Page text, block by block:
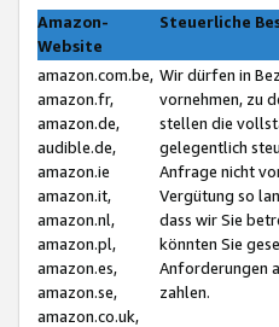
Amazon-
Website
Steuerliche
amazon.com.be,
amazon.fr,
amazon.de,
audible.de,
amazon.ie
amazon.it,
amazon.nl,
amazon.pl,
amazon.es,
amazon.se,
amazon.co.uk,
Wir dürfen in
vornehmen, zu
stellen die
gelegentlich
Anfrage nicht
Vergütung so
dass wir Sie
könnten Sie
Anforderungen
zahlen.